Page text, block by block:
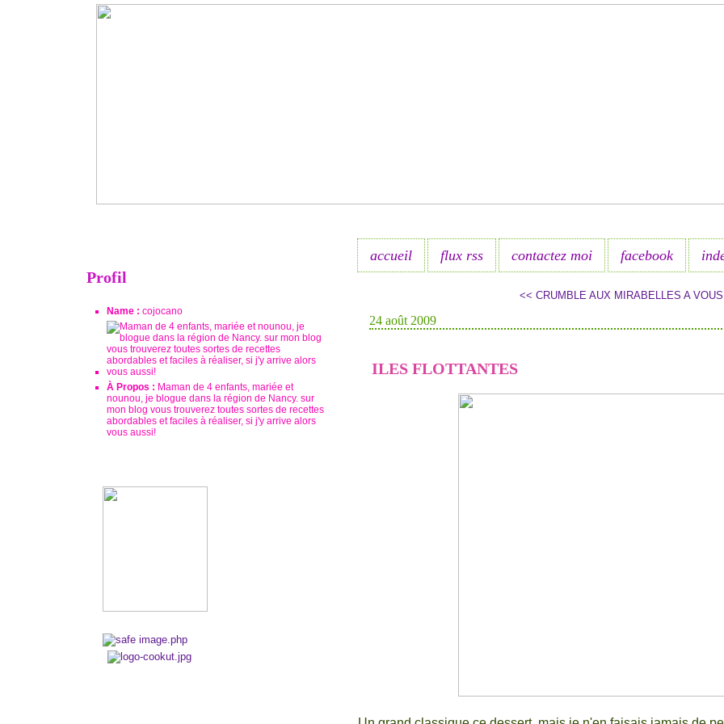
Profil
Name : cojocano
À Propos : Maman de 4 enfants, mariée et
nounou, je blogue dans la région de Nancy. sur
mon blog vous trouverez toutes sortes de recettes
abordables et faciles à réaliser, si j'y arrive alors
vous aussi!
accueil flux rss contactez moi facebook
<< CRUMBLE AUX MIRABELLES A
24 août 2009
ILES FLOTTANTES